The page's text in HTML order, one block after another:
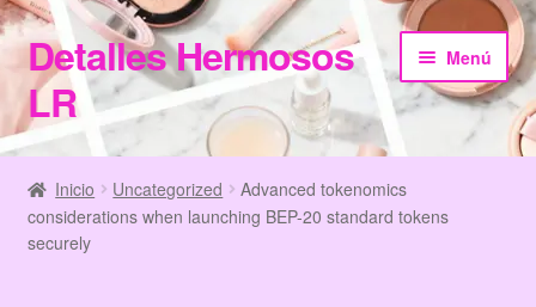
Ir
a
la
navegación
Ir
al
contenido
Detalles Hermosos
LR
Menú
Inicio
Categories
Inicio Uncategorized
Advanced tokenomics
considerations when launching BEP-20 standard tokens
securely